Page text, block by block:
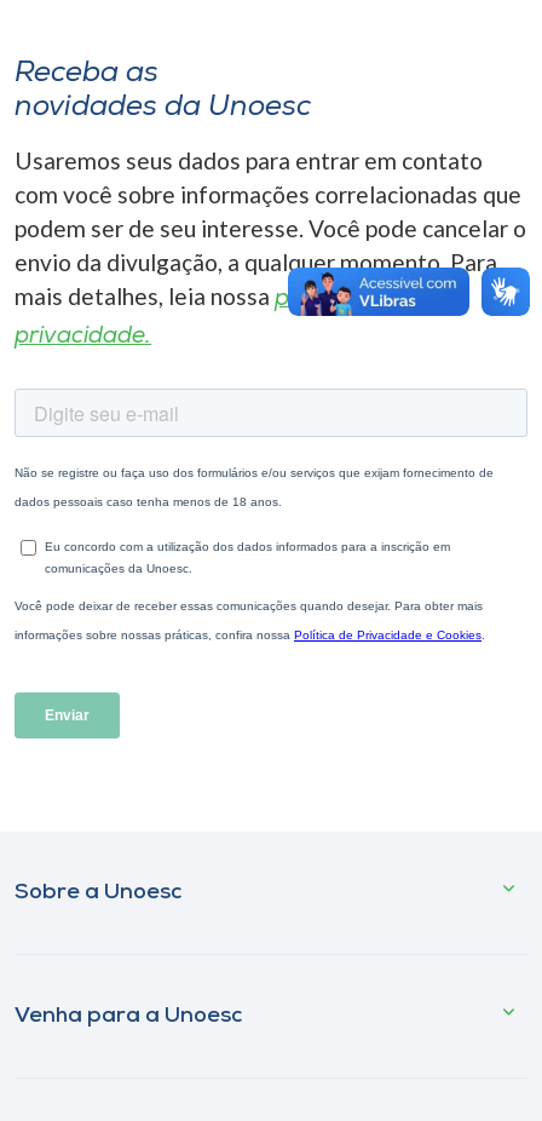
A+
Receba as
novidades da Unoesc
Usaremos seus dados para entrar em contato
com você sobre informações correlacionadas que
podem ser de seu interesse. Você pode cancelar o
envio da divulgação, a qualquer momento. Para
mais detalhes, leia nossa política de
privacidade.
Sobre a Unoesc
Venha para a Unoesc